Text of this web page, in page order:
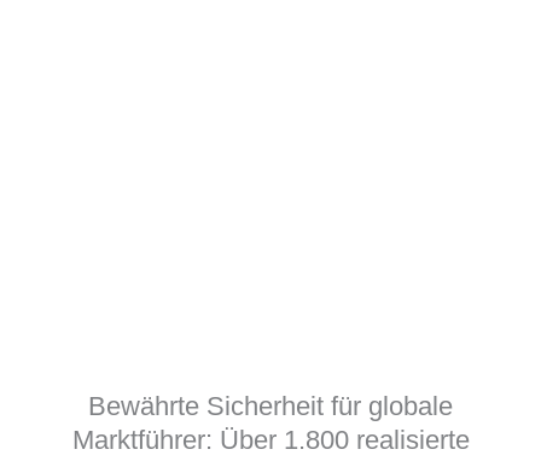
Bewährte Sicherheit für globale
Marktführer: Über 1.800 realisierte